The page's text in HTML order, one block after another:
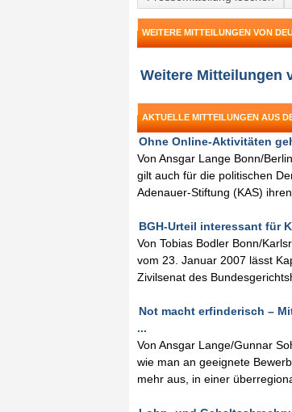
WEITERE MITTEILUNGEN VON
Weitere Mitteilungen
AKTUELLE MITTEILUNGEN AUS
Ohne Online-Aktivitäten
Von Ansgar Lange Bonn/
gilt auch für die politischen
Adenauer-Stiftung (KAS)
BGH-Urteil interessant für
Von Tobias Bodler Bonn/
vom 23. Januar 2007 lässt
Zivilsenat des
Not macht erfinderisch –
...
Von Ansgar Lange/Gunnar
wie man an geeignete
mehr aus, in einer